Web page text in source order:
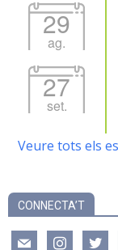
29
ag.
27
set.
Veure tots els
CONNECTA’T
mail instagramtwitter